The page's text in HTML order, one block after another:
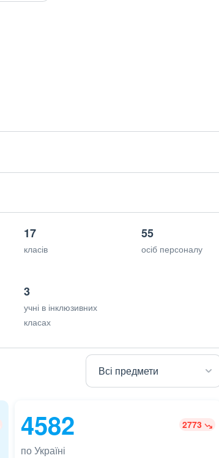
17
класів
55
осіб персоналу
3
учні в інклюзивних
класах
4582 2773
по Україні